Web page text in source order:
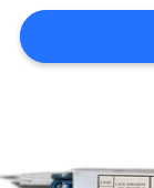
उद्धरण
की